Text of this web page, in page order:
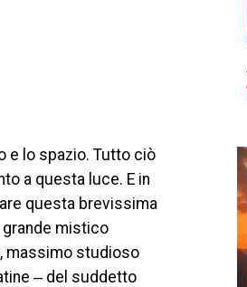
e lo spazio. Tutto ciò
a questa luce. E in
questa brevissima
grande mistico
massimo studioso
‒ del suddetto